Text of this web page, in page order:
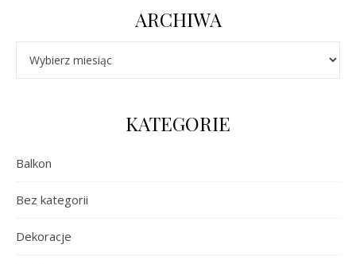
ARCHIWA
KATEGORIE
Balkon
Bez kategorii
Dekoracje